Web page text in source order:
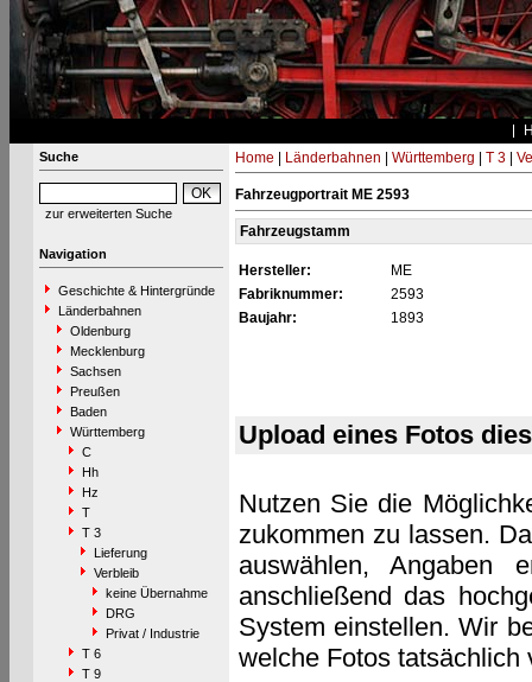
Suche
zur erweiterten Suche
Navigation
Geschichte & Hintergründe
Länderbahnen
Oldenburg
Mecklenburg
Sachsen
Preußen
Baden
Württemberg
C
Hh
Hz
T
T 3
Lieferung
Verbleib
keine Übernahme
DRG
Privat / Industrie
T 6
T 9
Home Länderbahnen Württemberg T 3|
Fahrzeugportrait ME 2593
Fahrzeugstamm
Hersteller:
ME
Fabriknummer:
2593
Baujahr:
1893
Upload eines Fotos
Nutzen Sie die
zukommen zu lassen.
auswählen, Angaben
anschließend das
System einstellen. Wir
welche Fotos tatsächlich